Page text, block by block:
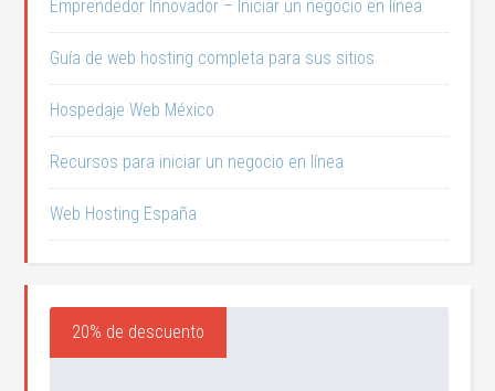
Emprendedor Innovador – Iniciar un negocio en línea
Guía de web hosting completa para sus sitios
Hospedaje Web México
Recursos para iniciar un negocio en línea
Web Hosting España
20% de descuento